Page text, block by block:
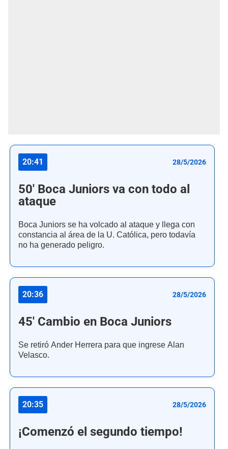
20:41 28/5/2026
50' Boca Juniors va con todo al
ataque
Boca Juniors se ha volcado al ataque y llega con
constancia al área de la U. Católica, pero todavía
no ha generado peligro.
20:36 28/5/2026
45' Cambio en Boca Juniors
Se retiró Ander Herrera para que ingrese Alan
Velasco.
20:35 28/5/2026
¡Comenzó el segundo tiempo!